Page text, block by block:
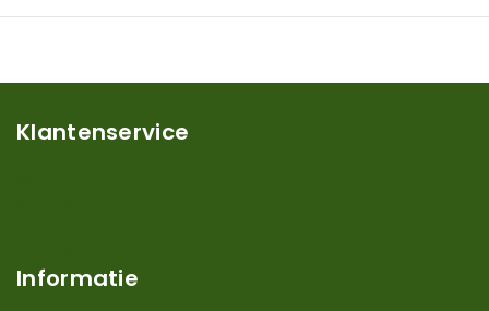
Klantenservice
Informatie